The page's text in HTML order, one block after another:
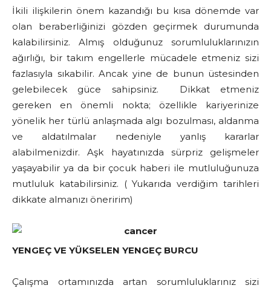
İkili ilişkilerin önem kazandığı bu kısa dönemde var
olan beraberliğinizi gözden geçirmek durumunda
kalabilirsiniz. Almış olduğunuz sorumluluklarınızın
ağırlığı, bir takım engellerle mücadele etmeniz sizi
fazlasıyla sıkabilir. Ancak yine de bunun üstesinden
gelebilecek güce sahipsiniz. Dikkat etmeniz
gereken en önemli nokta; özellikle kariyerinize
yönelik her türlü anlaşmada algı bozulması, aldanma
ve aldatılmalar nedeniyle yanlış kararlar
alabilmenizdir. Aşk hayatınızda sürpriz gelişmeler
yaşayabilir ya da bir çocuk haberi ile mutluluğunuza
mutluluk katabilirsiniz. ( Yukarıda verdiğim tarihleri
dikkate almanızı öneririm)
YENGEÇ VE YÜKSELEN YENGEÇ BURCU
Çalışma ortamınızda artan sorumluluklarınız sizi